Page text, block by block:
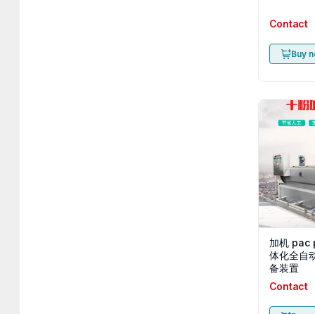
Contact
Buy
加机 pac
体化全自
备装置
Contact